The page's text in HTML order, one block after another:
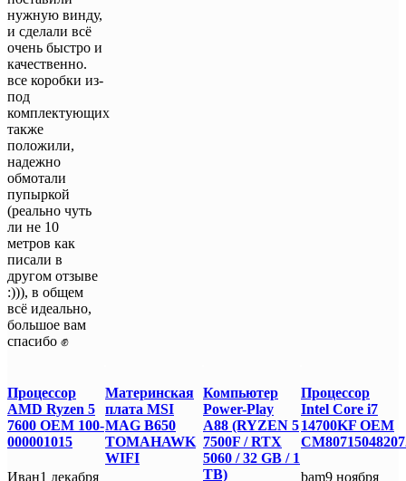
нужную винду,
и сделали всё
очень быстро и
качественно.
все коробки из-
под
комплектующих
также
положили,
надежно
обмотали
пупыркой
(реально чуть
ли не 10
метров как
писали в
другом отзыве
:))), в общем
всё идеально,
большое вам
спасибо ✊
Процессор
AMD Ryzen 5
7600 OEM 100-
000001015
Иван1 декабря
Материнская
плата MSI
MAG B650
TOMAHAWK
WIFI
Компьютер
Power-Play
A88 (RYZEN 5
7500F / RTX
5060 / 32 GB / 1
TB)
Процессор
Intel Core i7
14700KF OEM
bam9 ноября